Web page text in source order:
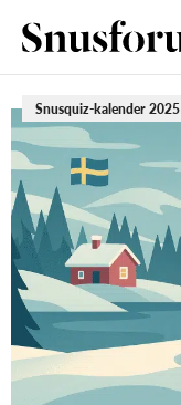
Snusquiz-kalender 2025